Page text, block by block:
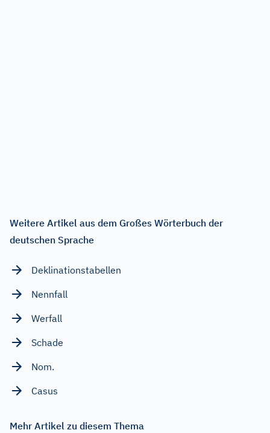
Weitere Artikel aus dem Großes Wörterbuch der
deutschen Sprache
Deklinationstabellen
Nennfall
Werfall
Schade
Nom.
Casus
Mehr Artikel zu diesem Thema